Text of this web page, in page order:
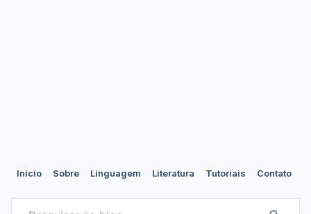
Início Sobre Linguagem Literatura Tutoriais Contato